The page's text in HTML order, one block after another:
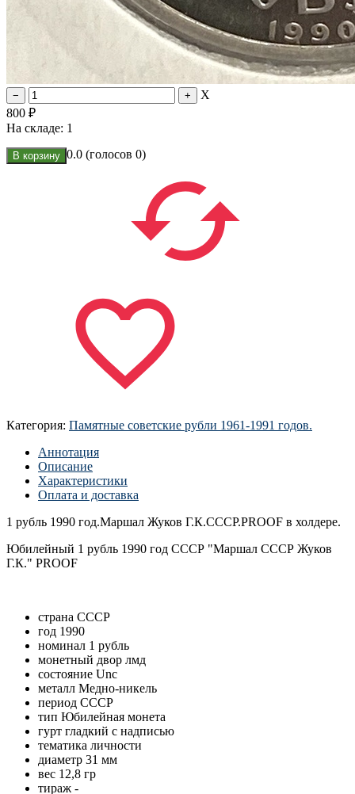
X
800 ₽
На складе: 1
0.0 (голосов 0)
Категория: Памятные советские рубли 1961-1991 годов.
Аннотация
Описание
Характеристики
Оплата и доставка
1 рубль 1990 год.Маршал Жуков Г.К.СССР.PROOF в холдере.
Юбилейный 1 рубль 1990 год СССР "Маршал СССР Жуков
Г.К." PROOF
страна СССР
год 1990
номинал 1 рубль
монетный двор лмд
состояние Unc
металл Медно-никель
период CCCР
тип Юбилейная монета
гурт гладкий с надписью
тематика личности
диаметр 31 мм
вес 12,8 гр
тираж -